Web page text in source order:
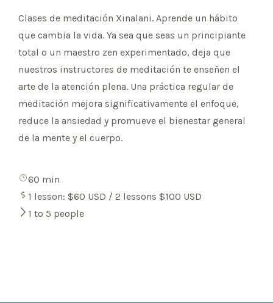
Clases de meditación Xinalani. Aprende un hábito
que cambia la vida. Ya sea que seas un principiante
total o un maestro zen experimentado, deja que
nuestros instructores de meditación te enseñen el
arte de la atención plena. Una práctica regular de
meditación mejora significativamente el enfoque,
reduce la ansiedad y promueve el bienestar general
de la mente y el cuerpo.
60 min
1 lesson: $60 USD / 2 lessons $100 USD
1 to 5 people